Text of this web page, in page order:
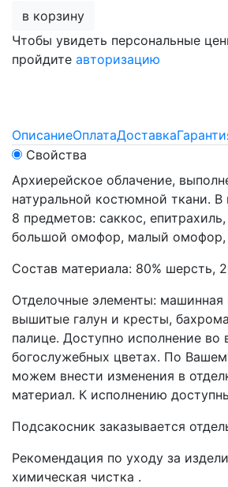
в корзину
Чтобы увидеть персональные
пройдите авторизацию
ОписаниеОплатаДоставка
Свойства
Архиерейское облачение,
натуральной костюмной ткани. В
8 предметов: саккос,
большой омофор, малый омофор,
Состав материала: 80% шерсть,
Отделочные элементы: машинная
вышитые галун и кресты,
палице. Доступно исполнение во
богослужебных цветах. По
можем внести изменения в
материал. К исполнению
Подсакосник заказывается
Рекомендация по уходу за
химическая чистка .